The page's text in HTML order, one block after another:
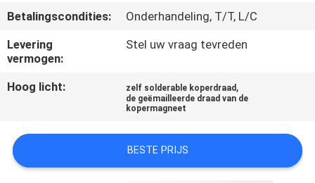
OM EEN
CITAAT
PRIVACY
Betalingscondities:
Onderhandeling, T/T, L/C
Levering
vermogen:
Stel uw vraag tevreden
Hoog licht: zelf solderable koperdraad ,
de geëmailleerde draad van de
kopermagneet
BESTE PRIJS